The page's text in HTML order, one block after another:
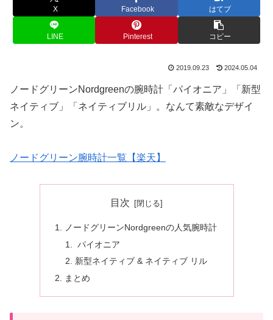
X Facebook はてブ
LINE Pinterest コピー
2019.09.23 2024.05.04
ノードグリーンNordgreenの腕時計「パイオニア」「新型
ネイティブ」「ネイティブリル」。なんて素敵なデザイ
ン。
ノードグリーン腕時計一覧【楽天】
目次
ノードグリーンNordgreenの人気腕時計
パイオニア
新型ネイティブ & ネイティブ リル
まとめ